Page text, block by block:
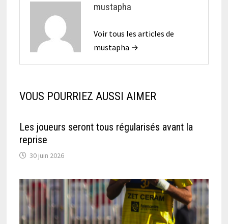
mustapha
Voir tous les articles de
mustapha →
VOUS POURRIEZ AUSSI AIMER
Les joueurs seront tous régularisés avant la
reprise
30 juin 2026